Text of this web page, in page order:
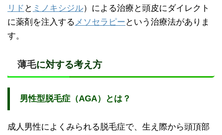
リド と ミノキシジル）による治療と頭皮にダイレクト
に薬剤を注入する メソセラピー という治療法がありま
す。
薄毛に対する考え方
男性型脱毛症（AGA）とは？
成人男性によくみられる脱毛症で、生え際から頭頂部